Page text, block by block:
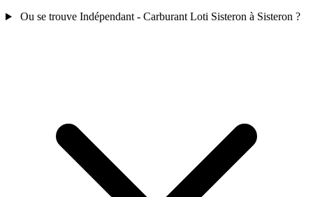
Ou se trouve Indépendant - Carburant Loti Sisteron à Sisteron ?